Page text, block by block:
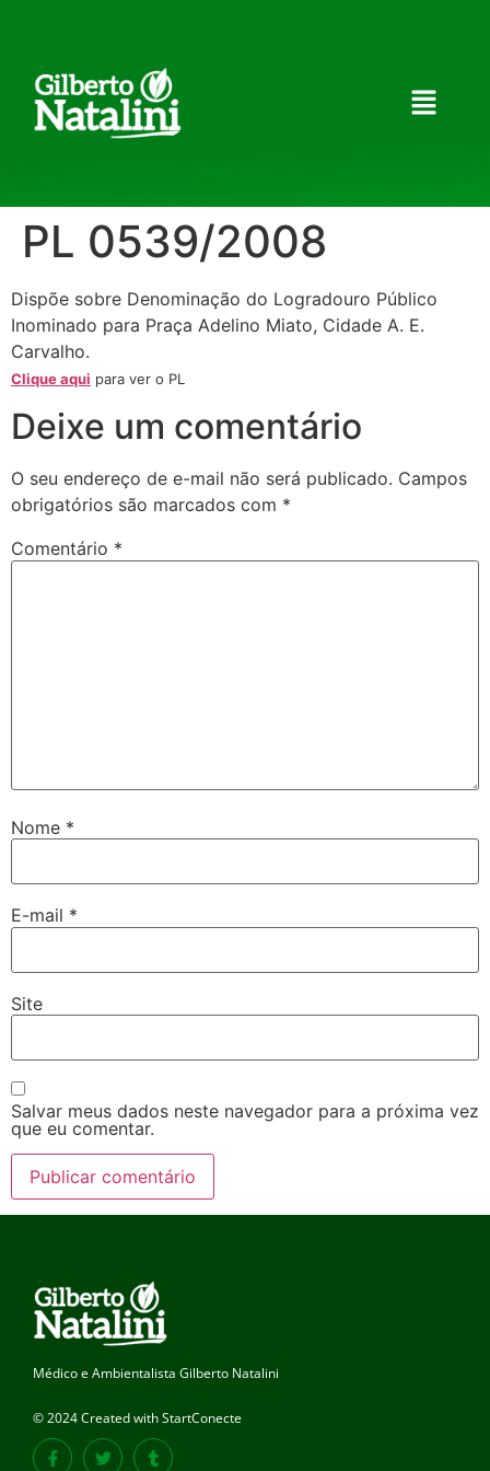
PL 0539/2008
Dispõe sobre Denominação do Logradouro Público
Inominado para Praça Adelino Miato, Cidade A. E.
Carvalho.
Clique aqui para ver o PL
Deixe um comentário
O seu endereço de e-mail não será publicado. Campos
obrigatórios são marcados com *
Comentário *
Nome *
E-mail *
Site
Salvar meus dados neste navegador para a próxima vez
que eu comentar.
Médico e Ambientalista Gilberto Natalini
© 2024 Created with StartConecte